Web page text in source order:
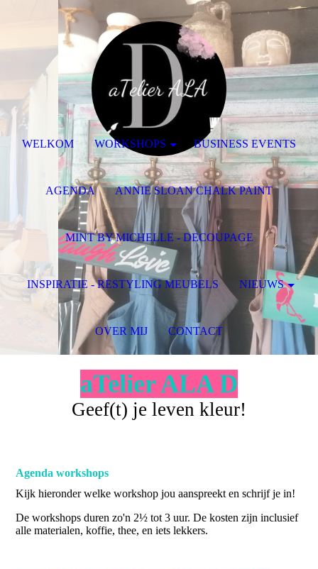
aTelier ALA D
Geef(t) je leven kleur!
Agenda workshops
Kijk hieronder welke workshop jou aanspreekt en schrijf je in!
De workshops duren zo'n 2½ tot 3 uur. De kosten zijn inclusief
alle materialen, koffie, thee, en iets lekkers.
WELKOM WORKSHOPS BUSINESS EVENTS
AGENDA ANNIE SLOAN CHALK PAINT
MINT BY MICHELLE - DECOUPAGE
INSPIRATIE - RESTYLING MEUBELS NIEUWS
OVER MIJ CONTACT